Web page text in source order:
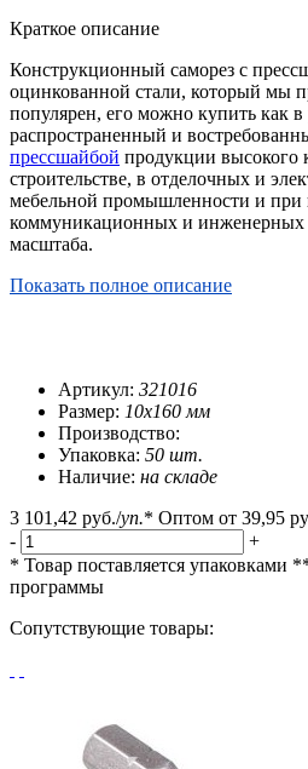
Краткое описание
Конструкционный саморез с
оцинкованной стали, который мы
популярен, его можно купить как
распространенный и
прессшайбой продукции высокого
строительстве, в отделочных и
мебельной промышленности и
коммуникационных и инженерных
масштаба.
Показать полное описание
Артикул: 321016
Размер: 10х160 мм
Производство:
Упаковка: 50 шт.
Наличие: на складе
3 101,42 руб./уп.* Оптом от 39,95
-
+
* Товар поставляется упаковками
программы
Сопутствующие товары: